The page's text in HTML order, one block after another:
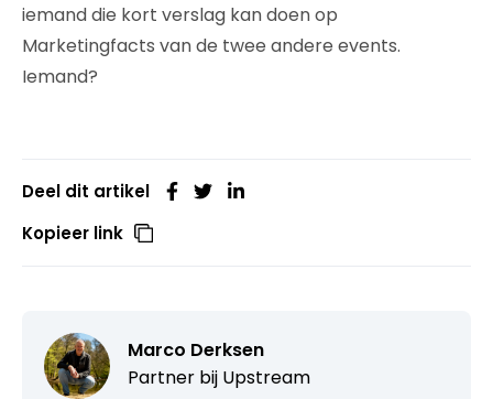
iemand die kort verslag kan doen op
Marketingfacts van de twee andere events.
Iemand?
Deel dit artikel
Kopieer link
Marco Derksen
Partner bij Upstream